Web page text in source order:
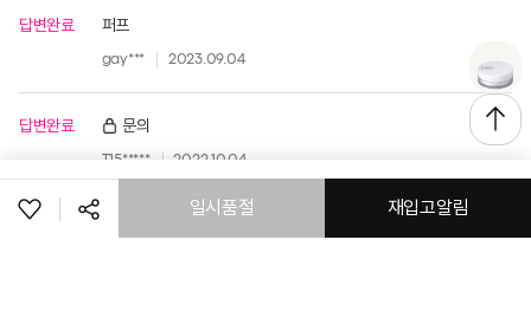
일시품절 재입고알림
답변완료 퍼프
gay*** 2023.09.04
답변완료 문의
T15***** 2022.10.04